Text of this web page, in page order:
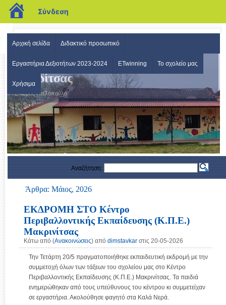
blogs.sch.gr
Σύνδεση
Αρχική σελίδα Διδακτικό προσωπικό
Εργαστήρια Δεξιοτήτων 2023-2024 ETwinning Το σχολείο μας
Χρήσιμα
Δημοτικό Σχολείο Σταυρού
Καρδίτσας
Σταυρός-Πτελοπούλα
Αναζήτηση:
Άρθρα: Μάιος, 2026
ΕΚΔΡΟΜΗ ΣΤΟ Κέντρο
Περιβαλλοντικής Εκπαίδευσης (Κ.Π.Ε.)
Μακρινίτσας
Κάτω από (Ανακοινώσεις) από dimstavkar στις 20-05-2026
Την Τετάρτη 20/5 πραγματοποιήθηκε εκπαιδευτική εκδρομή με την
συμμετοχή όλων των τάξεων του σχολείου μας στο Κέντρο
Περιβαλλοντικής Εκπαίδευσης (Κ.Π.Ε.) Μακρινίτσας. Τα παιδιά
ενημερώθηκαν από τους υπεύθυνους του κέντρου κι συμμετείχαν
σε εργαστήρια. Ακολούθησε φαγητό στα Καλά Νερά.